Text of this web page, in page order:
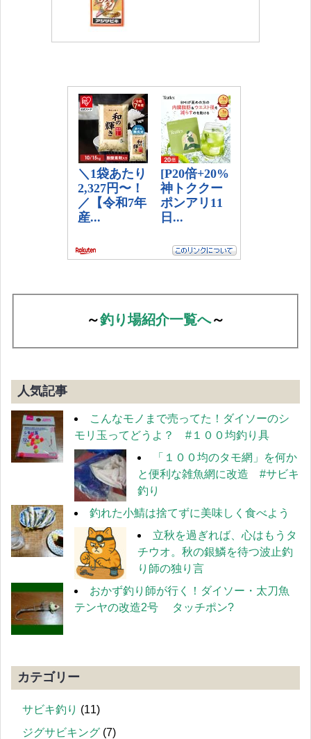
～釣り場紹介一覧へ～
人気記事
こんなモノまで売ってた！ダイソーのシ
モリ玉ってどうよ？ #１００均釣り具
「１００均のタモ網」を何か
と便利な雑魚網に改造 #サビキ
釣り
釣れた小鯖は捨てずに美味しく食べよう
立秋を過ぎれば、心はもうタ
チウオ。秋の銀鱗を待つ波止釣
り師の独り言
おかず釣り師が行く！ダイソー・太刀魚
テンヤの改造2号 タッチポン?
カテゴリー
サビキ釣り (11)
ジグサビキング (7)